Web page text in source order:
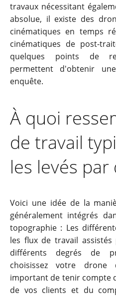
travaux nécessitant
absolue, il existe des
cinématiques en temps
cinématiques de post-
quelques points de
permettent d'obtenir
enquête.
À quoi
de travail
les levés par
Voici une idée de la
généralement intégrés
topographie : Les
les flux de travail
différents degrés de
choisissez votre
important de tenir compte
de vos clients et du